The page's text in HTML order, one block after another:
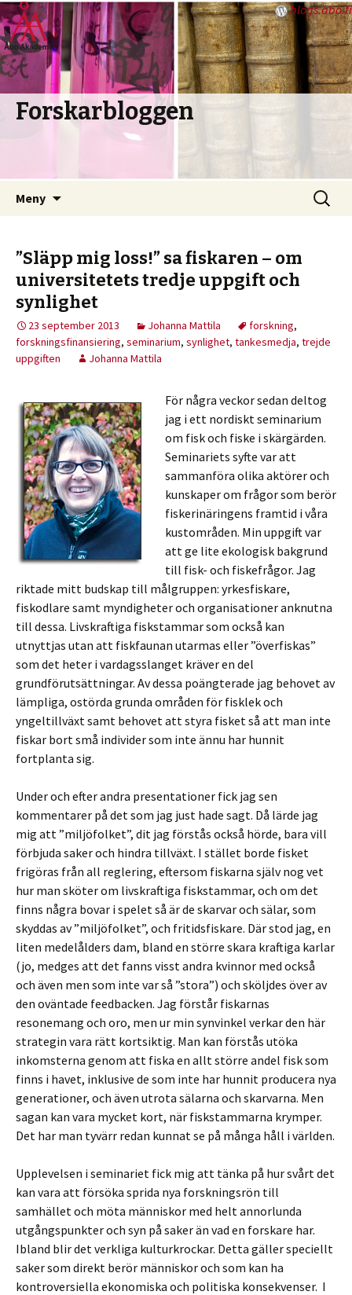
blogs.abo.fi
Forskarbloggen
Meny
Sök
efter:
”Släpp mig loss!” sa fiskaren – om
universitetets tredje uppgift och
synlighet
23 september 2013 Johanna Mattila forskning,
forskningsfinansiering, seminarium, synlighet, tankesmedja, trejde
uppgiften
Johanna Mattila
För några veckor sedan deltog
jag i ett nordiskt seminarium
om fisk och fiske i skärgärden.
Seminariets syfte var att
sammanföra olika aktörer och
kunskaper om frågor som berör
fiskerinäringens framtid i våra
kustområden. Min uppgift var
att ge lite ekologisk bakgrund
till fisk- och fiskefrågor. Jag
riktade mitt budskap till målgruppen: yrkesfiskare,
fiskodlare samt myndigheter och organisationer anknutna
till dessa. Livskraftiga fiskstammar som också kan
utnyttjas utan att fiskfaunan utarmas eller ”överfiskas”
som det heter i vardagsslanget kräver en del
grundförutsättningar. Av dessa poängterade jag behovet av
lämpliga, ostörda grunda områden för fisklek och
yngeltillväxt samt behovet att styra fisket så att man inte
fiskar bort små individer som inte ännu har hunnit
fortplanta sig.
Under och efter andra presentationer fick jag sen
kommentarer på det som jag just hade sagt. Då lärde jag
mig att ”miljöfolket”, dit jag förstås också hörde, bara vill
förbjuda saker och hindra tillväxt. I stället borde fisket
frigöras från all reglering, eftersom fiskarna själv nog vet
hur man sköter om livskraftiga fiskstammar, och om det
finns några bovar i spelet så är de skarvar och sälar, som
skyddas av ”miljöfolket”, och fritidsfiskare. Där stod jag, en
liten medelålders dam, bland en större skara kraftiga karlar
(jo, medges att det fanns visst andra kvinnor med också
och även men som inte var så ”stora”) och sköljdes över av
den oväntade feedbacken. Jag förstår fiskarnas
resonemang och oro, men ur min synvinkel verkar den här
strategin vara rätt kortsiktig. Man kan förstås utöka
inkomsterna genom att fiska en allt större andel fisk som
finns i havet, inklusive de som inte har hunnit producera nya
generationer, och även utrota sälarna och skarvarna. Men
sagan kan vara mycket kort, när fiskstammarna krymper.
Det har man tyvärr redan kunnat se på många håll i världen.
Upplevelsen i seminariet fick mig att tänka på hur svårt det
kan vara att försöka sprida nya forskningsrön till
samhället och möta människor med helt annorlunda
utgångspunkter och syn på saker än vad en forskare har.
Ibland blir det verkliga kulturkrockar. Detta gäller speciellt
saker som direkt berör människor och som kan ha
kontroversiella ekonomiska och politiska konsekvenser. I